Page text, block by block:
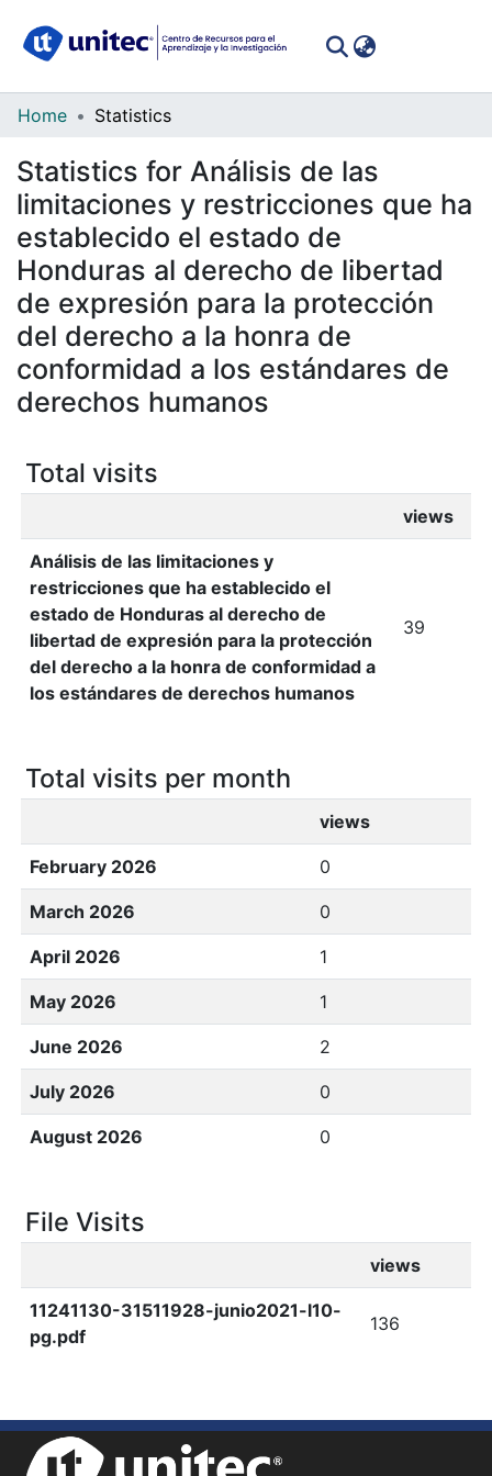
Communities
Collections
All of DSpace
Home Statistics
Statistics for Análisis de las
limitaciones y restricciones que ha
establecido el estado de
Honduras al derecho de libertad
de expresión para la protección
del derecho a la honra de
conformidad a los estándares de
derechos humanos
Total visits
views
Análisis de las limitaciones y
restricciones que ha establecido el
estado de Honduras al derecho de
libertad de expresión para la protección
del derecho a la honra de conformidad a
los estándares de derechos humanos
39
Total visits per month
views
February 2026 0
March 2026 0
April 2026 1
May 2026 1
June 2026 2
July 2026 0
August 2026 0
File Visits
views
11241130-31511928-junio2021-l10-
pg.pdf
136